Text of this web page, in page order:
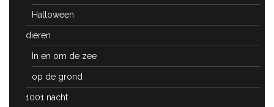
Halloween
dieren
In en om de zee
op de grond
1001 nacht